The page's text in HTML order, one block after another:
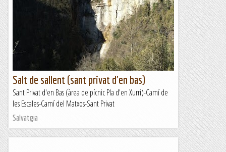
Salt de sallent (sant privat d'en bas)
Sant Privat d'en Bas (àrea de pícnic Pla d'en Xurri)-Camí de
les Escales-Camí del Matxos-Sant Privat
Salvatgia